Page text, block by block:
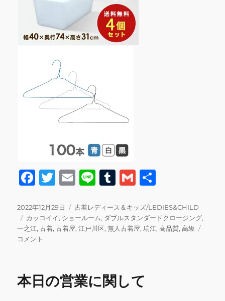
F
c
e
b
o
k
T
it
te
E
ai
l
Li
e
T
m
bl
G
ai
l
投
稿
日:
2022年12月29日
カ
テ
ゴ
古着レディース＆キッズ/LEDIES&CHILD
タ
グ
カッコイイ, ショールーム, ダブルスタンダードクロージング,
一之江,古着,古着屋,江戸川区,無人古着屋,瑞江,高品質,高級
コメント
本日の営業に関して